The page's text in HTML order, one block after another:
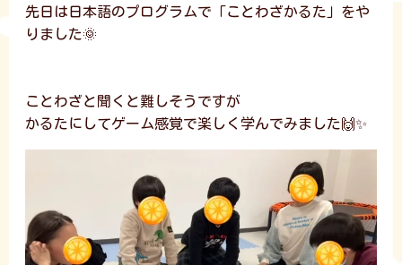
先日は日本語のプログラムで「ことわざかるた」をや
りました🌞
ことわざと聞くと難しそうですが
かるたにしてゲーム感覚で楽しく学んでみました🙌✨